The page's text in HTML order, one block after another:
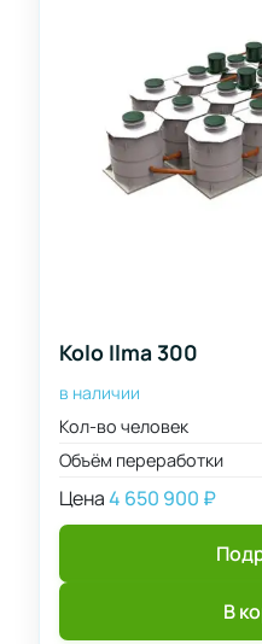
Kolo Ilma 300
в наличии
Кол-во человек
Объём переработки
Цена4 650 900 ₽
В